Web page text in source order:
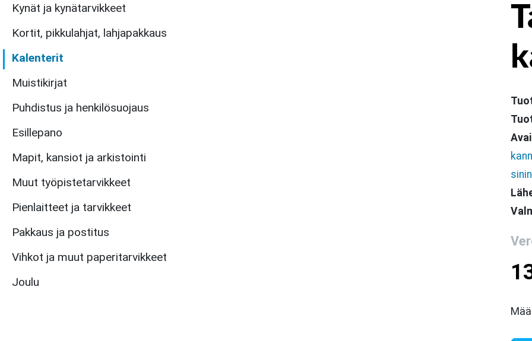
Esillepano
Joulu
Kalenterit
Kortit, pikkulahjat, lahjapakkaus
Kynät ja kynätarvikkeet
Mapit, kansiot ja arkistointi
Muistikirjat
Muut työpistetarvikkeet
Pakkaus ja postitus
Pienlaitteet ja tarvikkeet
Puhdistus ja henkilösuojaus
Vihkot ja muut paperitarvikkeet